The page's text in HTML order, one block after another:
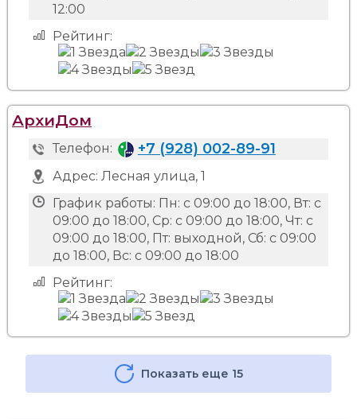
12:00
Рейтинг:
АрхиДом
Телефон: +7 (928) 002-89-91
Адрес: Лесная улица, 1
График работы: Пн: с 09:00 до 18:00, Вт: с
09:00 до 18:00, Ср: с 09:00 до 18:00, Чт: с
09:00 до 18:00, Пт: выходной, Сб: с 09:00
до 18:00, Вс: с 09:00 до 18:00
Рейтинг:
Показать еще 15